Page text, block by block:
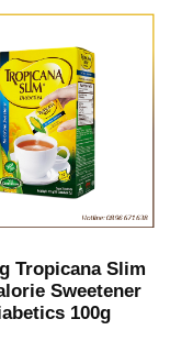
Tropicana Slim
Sweetener
100g